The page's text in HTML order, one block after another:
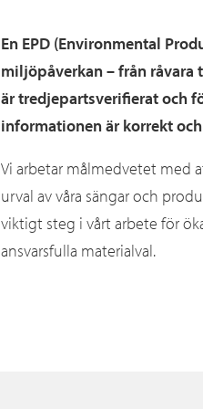
En EPD (Environmental
miljöpåverkan – från
är tredjepartsverifierat och
informationen är korrekt
Vi arbetar målmedvetet med
urval av våra sängar och
viktigt steg i vårt arbete för
ansvarsfulla materialval.